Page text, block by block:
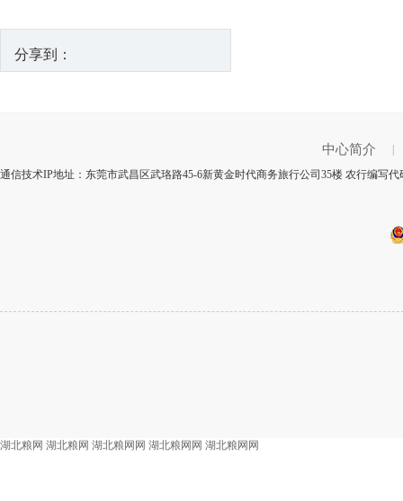
分享到：
中心简介
通信技术IP地址：东莞市武昌区武珞路45-6新黄金时代商务旅行公司35楼 农行编写
湖北粮网 湖北粮网 湖北粮网网 湖北粮网网 湖北粮网网